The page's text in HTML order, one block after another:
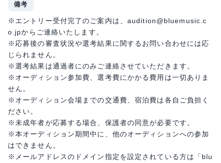
備考
※エントリー受付完了のご案内は、audition@bluemusic.c
o.jpからご連絡いたします。
※応募後の審査状況や選考結果に関するお問い合わせには応
じられません。
※選考結果は通過者にのみご連絡させていただきます。
※オーディション参加費、選考費にかかる費用は一切ありま
せん。
※オーディション会場までの交通費、宿泊費は各自ご負担く
ださい。
※未成年者が応募する場合、保護者の同意が必要です。
※本オーディション期間中に、他のオーディションへの参加
はできません。
※メールアドレスのドメイン指定を設定されている方は「blu